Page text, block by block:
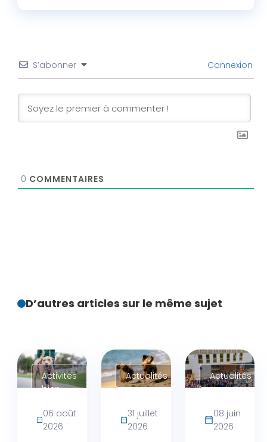
S’abonner Connexion
0 COMMENTAIRES
D’autres articles sur le même sujet
Activités
bien-
chien
06 août
2026
Actualités
31 juillet
2026
Actualités
08 juin
2026